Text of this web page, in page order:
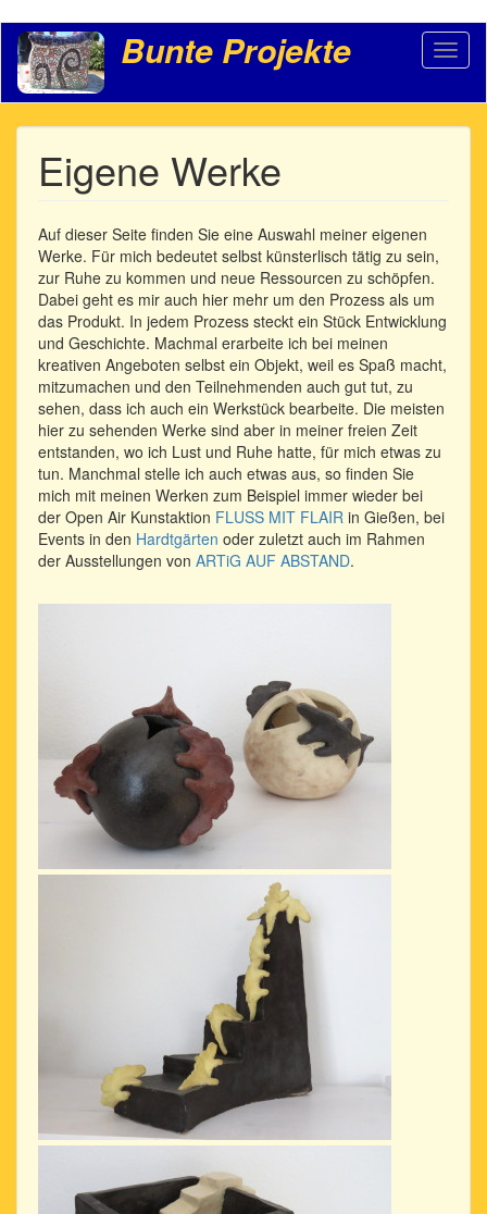
Direkt
zum
Inhalt
Bunte Projekte
Eigene Werke
Auf dieser Seite finden Sie eine Auswahl meiner eigenen
Werke. Für mich bedeutet selbst künsterlisch tätig zu sein,
zur Ruhe zu kommen und neue Ressourcen zu schöpfen.
Dabei geht es mir auch hier mehr um den Prozess als um
das Produkt. In jedem Prozess steckt ein Stück Entwicklung
und Geschichte. Machmal erarbeite ich bei meinen
kreativen Angeboten selbst ein Objekt, weil es Spaß macht,
mitzumachen und den Teilnehmenden auch gut tut, zu
sehen, dass ich auch ein Werkstück bearbeite. Die meisten
hier zu sehenden Werke sind aber in meiner freien Zeit
entstanden, wo ich Lust und Ruhe hatte, für mich etwas zu
tun. Manchmal stelle ich auch etwas aus, so finden Sie
mich mit meinen Werken zum Beispiel immer wieder bei
der Open Air Kunstaktion FLUSS MIT FLAIR in Gießen, bei
Events in den Hardtgärten oder zuletzt auch im Rahmen
der Ausstellungen von ARTiG AUF ABSTAND.